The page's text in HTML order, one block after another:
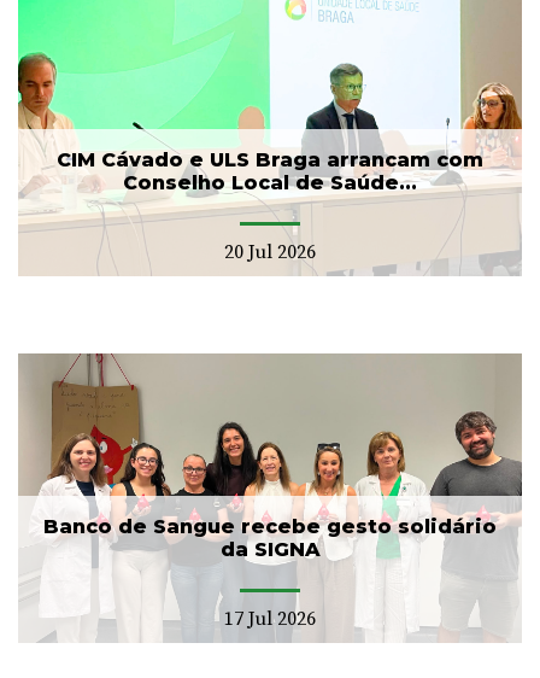
CIM Cávado e ULS Braga arrancam com
Conselho Local de Saúde...
20 Jul 2026
Banco de Sangue recebe gesto solidário
da SIGNA
17 Jul 2026